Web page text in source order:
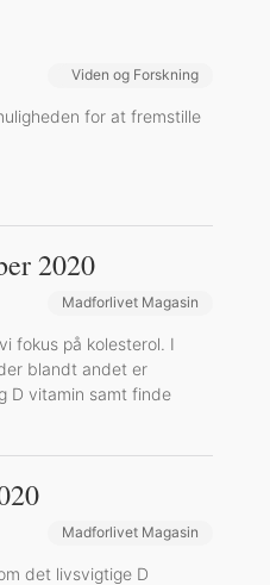
Madforlivet Magasin
Viden og Forskning
for at fremstille
2020
Madforlivet Magasin
fokus på kolesterol. I
blandt andet er
D vitamin samt finde
Madforlivet Magasin
det livsvigtige D